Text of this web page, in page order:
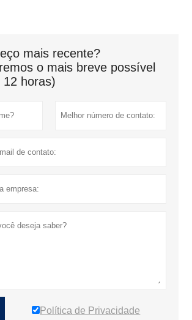
mais recente?
o mais breve possível
12 horas)
Política de Privacidade